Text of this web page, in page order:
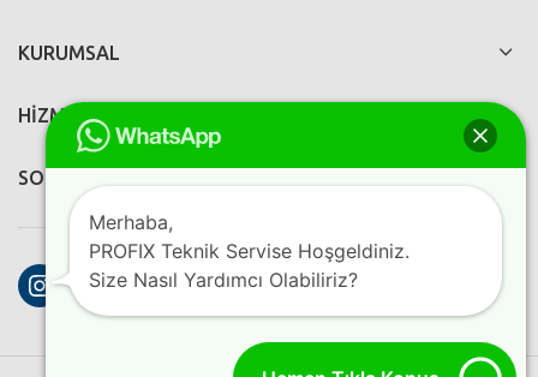
KURUMSAL
HİZMETLERİMİZ
SOSYAL MEDYA
Instagram
Facebook
YouTube
Merhaba,
PROFIX Teknik Servise Hoşgeldiniz.
Size Nasıl Yardımcı Olabiliriz?